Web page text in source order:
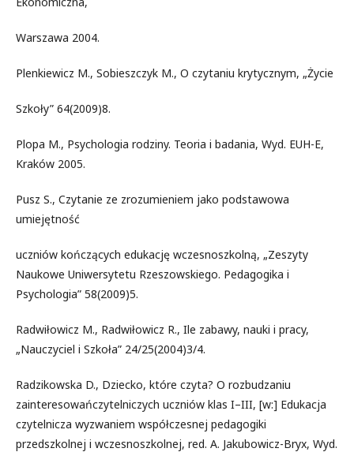
Warszawa 2004.
Plenkiewicz M., Sobieszczyk M., O czytaniu krytycznym, „Życie
Szkoły” 64(2009)8.
Plopa M., Psychologia rodziny. Teoria i badania, Wyd. EUH-E,
Kraków 2005.
Pusz S., Czytanie ze zrozumieniem jako podstawowa
umiejętność
uczniów kończących edukację wczesnoszkolną, „Zeszyty
Naukowe Uniwersytetu Rzeszowskiego. Pedagogika i
Psychologia” 58(2009)5.
Radwiłowicz M., Radwiłowicz R., Ile zabawy, nauki i pracy,
„Nauczyciel i Szkoła” 24/25(2004)3/4.
Radzikowska D., Dziecko, które czyta? O rozbudzaniu
zainteresowańczytelniczych uczniów klas I–III, [w:] Edukacja
czytelnicza wyzwaniem współczesnej pedagogiki
przedszkolnej i wczesnoszkolnej, red. A. Jakubowicz-Bryx, Wyd.